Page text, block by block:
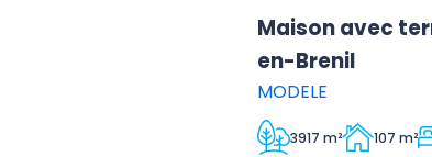
Maison avec
en-Brenil
MODELE
3917 m² 107 m²